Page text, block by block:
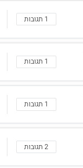
1 תגובות
1 תגובות
1 תגובות
2 תגובות